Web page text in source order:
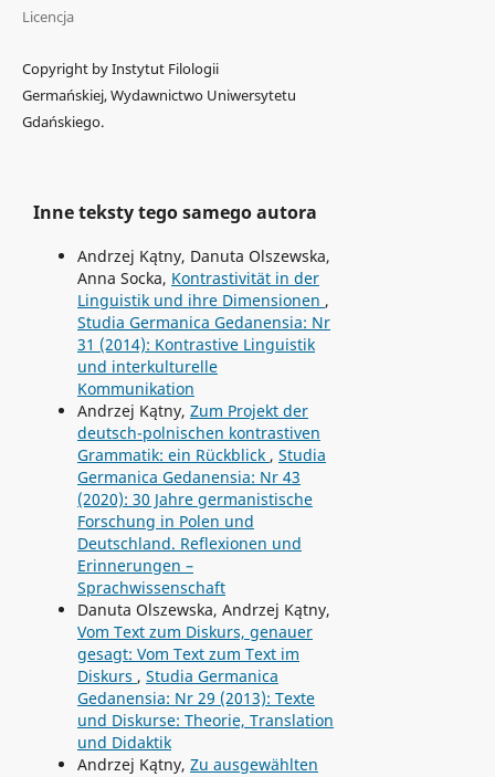
Licencja
Copyright by Instytut Filologii
Germańskiej, Wydawnictwo Uniwersytetu
Gdańskiego.
Inne teksty tego samego autora
Andrzej Kątny, Danuta Olszewska,
Anna Socka, Kontrastivität in der
Linguistik und ihre Dimensionen ,
Studia Germanica Gedanensia: Nr
31 (2014): Kontrastive Linguistik
und interkulturelle
Kommunikation
Andrzej Kątny, Zum Projekt der
deutsch-polnischen kontrastiven
Grammatik: ein Rückblick , Studia
Germanica Gedanensia: Nr 43
(2020): 30 Jahre germanistische
Forschung in Polen und
Deutschland. Reflexionen und
Erinnerungen –
Sprachwissenschaft
Danuta Olszewska, Andrzej Kątny,
Vom Text zum Diskurs, genauer
gesagt: Vom Text zum Text im
Diskurs , Studia Germanica
Gedanensia: Nr 29 (2013): Texte
und Diskurse: Theorie, Translation
und Didaktik
Andrzej Kątny, Zu ausgewählten